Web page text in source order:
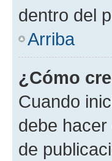
dentro del
Arriba
¿Cómo
Cuando
debe
de